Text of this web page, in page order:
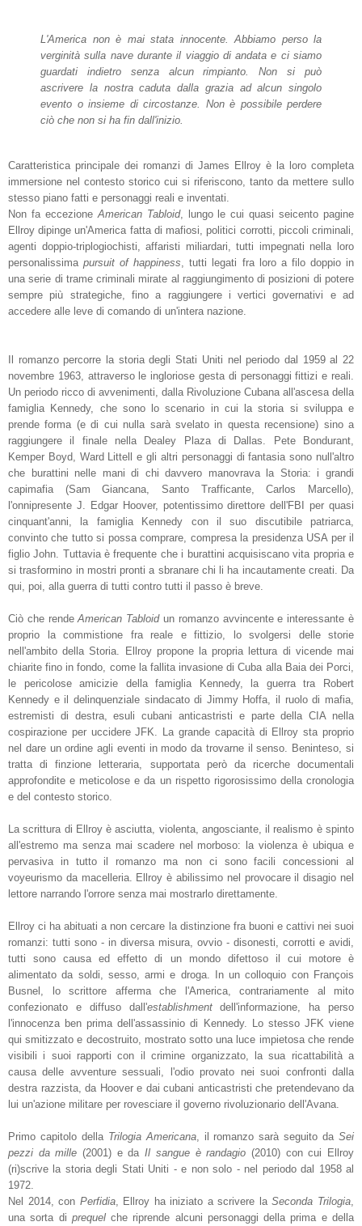
L'America non è mai stata innocente. Abbiamo perso la
verginità sulla nave durante il viaggio di andata e ci siamo
guardati indietro senza alcun rimpianto. Non si può
ascrivere la nostra caduta dalla grazia ad alcun singolo
evento o insieme di circostanze. Non è possibile perdere
ciò che non si ha fin dall'inizio.
Caratteristica principale dei romanzi di James Ellroy è la loro completa
immersione nel contesto storico cui si riferiscono, tanto da mettere sullo
stesso piano fatti e personaggi reali e inventati.
Non fa eccezione American Tabloid, lungo le cui quasi seicento pagine
Ellroy dipinge un'America fatta di mafiosi, politici corrotti, piccoli criminali,
agenti doppio-triplogiochisti, affaristi miliardari, tutti impegnati nella loro
personalissimapursuit of happiness , tutti legati fra loro a filo doppio in
una serie di trame criminali mirate al raggiungimento di posizioni di potere
sempre più strategiche, fino a raggiungere i vertici governativi e ad
accedere alle leve di comando di un'intera nazione.
Il romanzo percorre la storia degli Stati Uniti nel periodo dal 1959 al 22
novembre 1963, attraverso le ingloriose gesta di personaggi fittizi e reali.
Un periodo ricco di avvenimenti, dalla Rivoluzione Cubana all'ascesa della
famiglia Kennedy, che sono lo scenario in cui la storia si sviluppa e
prende forma (e di cui nulla sarà svelato in questa recensione) sino a
raggiungere il finale nella Dealey Plaza di Dallas. Pete Bondurant,
Kemper Boyd, Ward Littell e gli altri personaggi di fantasia sono null'altro
che burattini nelle mani di chi davvero manovrava la Storia: i grandi
capimafia (Sam Giancana, Santo Trafficante, Carlos Marcello),
l'onnipresente J. Edgar Hoover, potentissimo direttore dell'FBI per quasi
cinquant'anni, la famiglia Kennedy con il suo discutibile patriarca,
convinto che tutto si possa comprare, compresa la presidenza USA per il
figlio John. Tuttavia è frequente che i burattini acquisiscano vita propria e
si trasformino in mostri pronti a sbranare chi li ha incautamente creati. Da
qui, poi, alla guerra di tutti contro tutti il passo è breve.
Ciò che rendeAmerican Tabloidun romanzo avvincente e interessante è
proprio la commistione fra reale e fittizio, lo svolgersi delle storie
nell'ambito della Storia. Ellroy propone la propria lettura di vicende mai
chiarite fino in fondo, come la fallita invasione di Cuba alla Baia dei Porci,
le pericolose amicizie della famiglia Kennedy, la guerra tra Robert
Kennedy e il delinquenziale sindacato di Jimmy Hoffa, il ruolo di mafia,
estremisti di destra, esuli cubani anticastristi e parte della CIA nella
cospirazione per uccidere JFK. La grande capacità di Ellroy sta proprio
nel dare un ordine agli eventi in modo da trovarne il senso. Beninteso, si
tratta di finzione letteraria, supportata però da ricerche documentali
approfondite e meticolose e da un rispetto rigorosissimo della cronologia
e del contesto storico.
La scrittura di Ellroy è asciutta, violenta, angosciante, il realismo è spinto
all'estremo ma senza mai scadere nel morboso: la violenza è ubiqua e
pervasiva in tutto il romanzo ma non ci sono facili concessioni al
voyeurismo da macelleria. Ellroy è abilissimo nel provocare il disagio nel
lettore narrando l'orrore senza mai mostrarlo direttamente.
Ellroy ci ha abituati a non cercare la distinzione fra buoni e cattivi nei suoi
romanzi: tutti sono - in diversa misura, ovvio - disonesti, corrotti e avidi,
tutti sono causa ed effetto di un mondo difettoso il cui motore è
alimentato da soldi, sesso, armi e droga. In un colloquio con François
Busnel, lo scrittore afferma che l'America, contrariamente al mito
confezionato e diffuso dall'establishmentdell'informazione, ha perso
l'innocenza ben prima dell'assassinio di Kennedy. Lo stesso JFK viene
qui smitizzato e decostruito, mostrato sotto una luce impietosa che rende
visibili i suoi rapporti con il crimine organizzato, la sua ricattabilità a
causa delle avventure sessuali, l'odio provato nei suoi confronti dalla
destra razzista, da Hoover e dai cubani anticastristi che pretendevano da
lui un'azione militare per rovesciare il governo rivoluzionario dell'Avana.
Primo capitolo della Trilogia Americana, il romanzo sarà seguito daSei
pezzi da mille (2001) e daIl sangue è randagio (2010) con cui Ellroy
(ri)scrive la storia degli Stati Uniti - e non solo - nel periodo dal 1958 al
1972.
Nel 2014, con Perfidia, Ellroy ha iniziato a scrivere laSeconda Trilogia
una sorta di prequelche riprende alcuni personaggi della prima e della